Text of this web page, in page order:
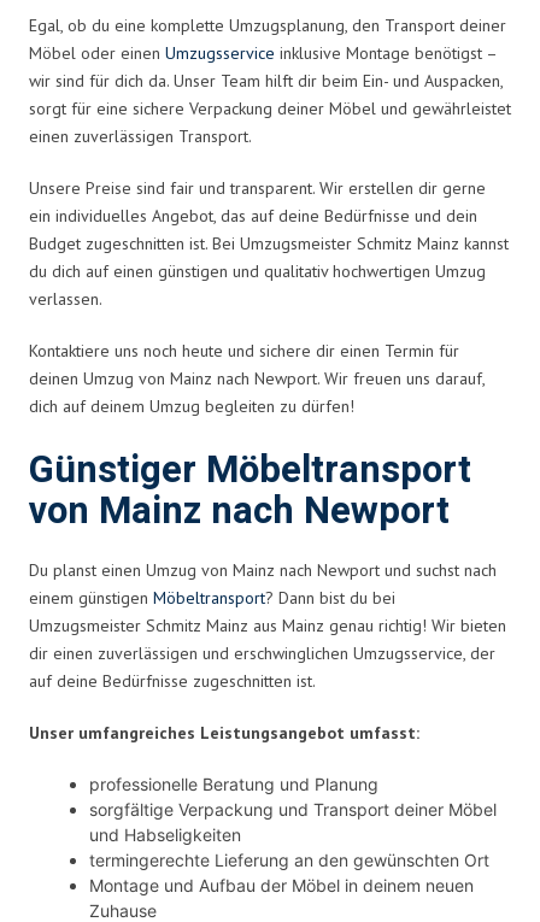
Egal, ob du eine komplette Umzugsplanung, den Transport deiner
Möbel oder einen Umzugsservice inklusive Montage benötigst –
wir sind für dich da. Unser Team hilft dir beim Ein- und Auspacken,
sorgt für eine sichere Verpackung deiner Möbel und gewährleistet
einen zuverlässigen Transport.
Unsere Preise sind fair und transparent. Wir erstellen dir gerne
ein individuelles Angebot, das auf deine Bedürfnisse und dein
Budget zugeschnitten ist. Bei Umzugsmeister Schmitz Mainz kannst
du dich auf einen günstigen und qualitativ hochwertigen Umzug
verlassen.
Kontaktiere uns noch heute und sichere dir einen Termin für
deinen Umzug von Mainz nach Newport. Wir freuen uns darauf,
dich auf deinem Umzug begleiten zu dürfen!
Günstiger Möbeltransport
von Mainz nach Newport
Du planst einen Umzug von Mainz nach Newport und suchst nach
einem günstigen Möbeltransport? Dann bist du bei
Umzugsmeister Schmitz Mainz aus Mainz genau richtig! Wir bieten
dir einen zuverlässigen und erschwinglichen Umzugsservice, der
auf deine Bedürfnisse zugeschnitten ist.
Unser umfangreiches Leistungsangebot umfasst:
professionelle Beratung und Planung
sorgfältige Verpackung und Transport deiner Möbel
und Habseligkeiten
termingerechte Lieferung an den gewünschten Ort
Montage und Aufbau der Möbel in deinem neuen
Zuhause